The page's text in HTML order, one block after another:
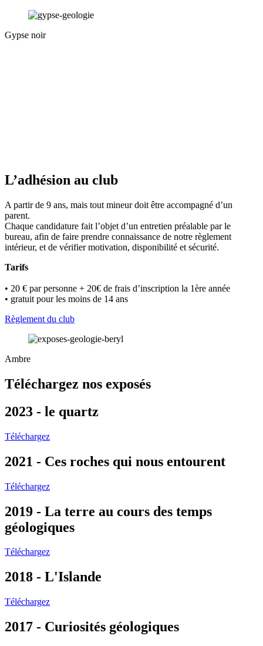
Gypse noir
L’adhésion au club
A partir de 9 ans, mais tout mineur doit être accompagné d’un
parent.
Chaque candidature fait l’objet d’un entretien préalable par le
bureau, afin de faire prendre connaissance de notre règlement
intérieur, et de vérifier motivation, disponibilité et sécurité.
Tarifs
• 20 € par personne + 20€ de frais d’inscription la 1ère année
• gratuit pour les moins de 14 ans
Règlement du club
Ambre
Téléchargez nos exposés
2023 - le quartz
Téléchargez
2021 - Ces roches qui nous entourent
Téléchargez
2019 - La terre au cours des temps
géologiques
Téléchargez
2018 - L'Islande
Téléchargez
2017 - Curiosités géologiques